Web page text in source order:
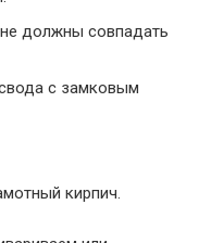
должны совпадать
с замковым
кирпич.